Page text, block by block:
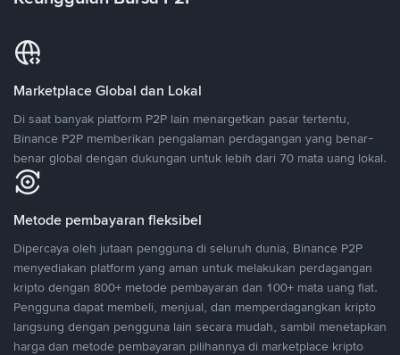
Marketplace Global dan Lokal
Di saat banyak platform P2P lain menargetkan pasar tertentu,
Binance P2P memberikan pengalaman perdagangan yang benar-
benar global dengan dukungan untuk lebih dari 70 mata uang lokal.
Metode pembayaran fleksibel
Dipercaya oleh jutaan pengguna di seluruh dunia, Binance P2P
menyediakan platform yang aman untuk melakukan perdagangan
kripto dengan 800+ metode pembayaran dan 100+ mata uang fiat.
Pengguna dapat membeli, menjual, dan memperdagangkan kripto
langsung dengan pengguna lain secara mudah, sambil menetapkan
harga dan metode pembayaran pilihannya di marketplace kripto